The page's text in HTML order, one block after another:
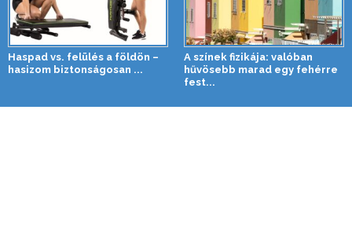
Haspad vs. felülés a földön –
hasizom biztonságosan ...
A színek fizikája: valóban
hűvösebb marad egy fehérre
fest...